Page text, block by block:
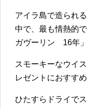
アイラ島で造られ
中で、最も情熱的
ガヴーリン 16年」
スモーキーなウイ
レゼントにおすす
ひたすらドライで